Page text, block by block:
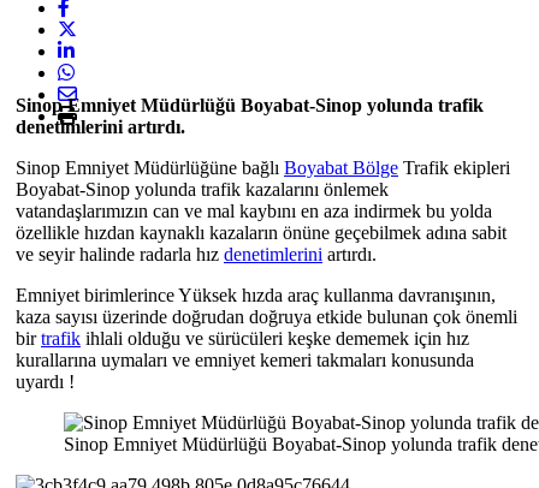
Sinop Emniyet Müdürlüğü Boyabat-Sinop yolunda trafik
denetimlerini artırdı.
Sinop Emniyet Müdürlüğüne bağlı Boyabat Bölge Trafik ekipleri
Boyabat-Sinop yolunda trafik kazalarını önlemek
vatandaşlarımızın can ve mal kaybını en aza indirmek bu yolda
özellikle hızdan kaynaklı kazaların önüne geçebilmek adına sabit
ve seyir halinde radarla hız denetimlerini artırdı.
Emniyet birimlerince Yüksek hızda araç kullanma davranışının,
kaza sayısı üzerinde doğrudan doğruya etkide bulunan çok önemli
birtrafik ihlali olduğu ve sürücüleri keşke dememek için hız
kurallarına uymaları ve emniyet kemeri takmaları konusunda
uyardı !
Sinop Emniyet Müdürlüğü Boyabat-Sinop yolunda trafik